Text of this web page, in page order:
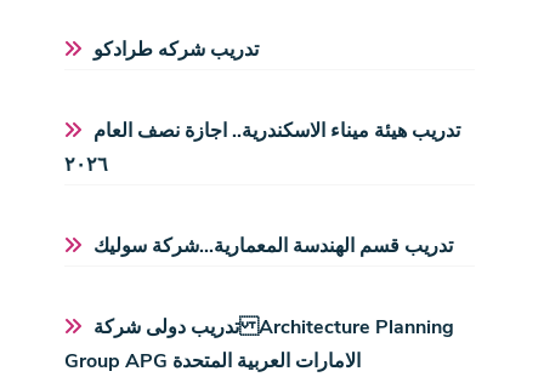
تدريب شركه طرادكو
تدريب هيئة ميناء الاسكندرية.. اجازة نصف العام
٢٠٢٦
تدريب قسم الهندسة المعمارية...شركة سوليك
تدريب دولى شركة Architecture Planning
Group APG الامارات العربية المتحدة